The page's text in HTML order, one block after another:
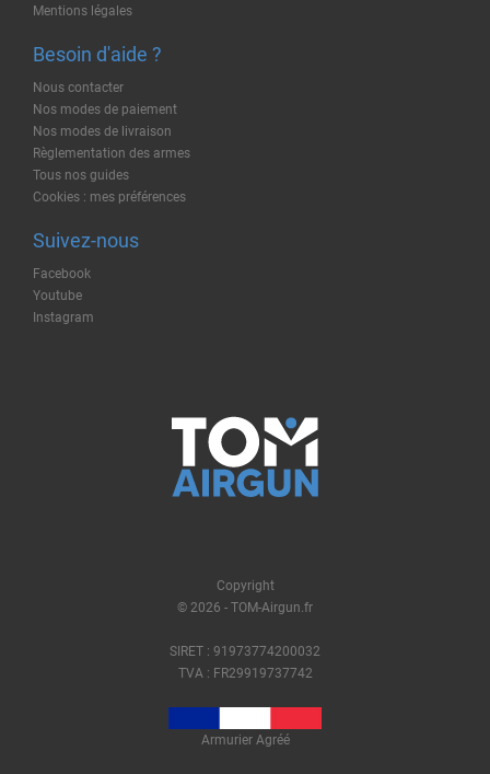
Mentions légales
Besoin d'aide ?
Nous contacter
Nos modes de paiement
Nos modes de livraison
Règlementation des armes
Tous nos guides
Cookies : mes préférences
Suivez-nous
Facebook
Youtube
Instagram
Copyright
© 2026 - TOM-Airgun.fr
SIRET : 91973774200032
TVA : FR29919737742
Armurier Agréé